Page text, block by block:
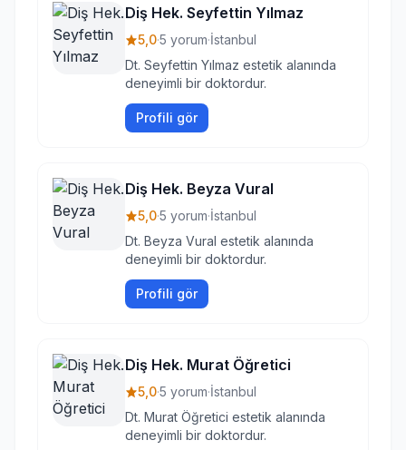
Diş Hek. Seyfettin Yılmaz
5,0·5 yorum·İstanbul
Dt. Seyfettin Yılmaz estetik alanında
deneyimli bir doktordur.
Profili gör
Diş Hek. Beyza Vural
5,0·5 yorum·İstanbul
Dt. Beyza Vural estetik alanında
deneyimli bir doktordur.
Profili gör
Diş Hek. Murat Öğretici
5,0·5 yorum·İstanbul
Dt. Murat Öğretici estetik alanında
deneyimli bir doktordur.